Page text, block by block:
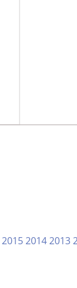
201520142013